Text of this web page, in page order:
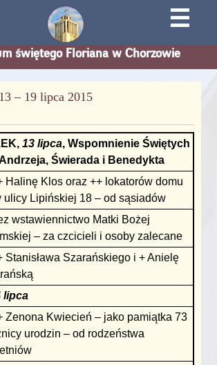
☰
świętego Floriana w Chorzowie
– 19 lipca 2015
13 lipca, Wspomnienie Świętych
Świerada i Benedykta
Halinę Klos oraz ++ lokatorów domu
ulicy Lipińskiej 18 – od sąsiadów
wstawiennictwo Matki Bożej
– za czcicieli i osoby zalecane
Stanisława Szarańskiego i + Anielę
lipca
Zenona Kwiecień – jako pamiątka 73
urodzin – od rodzeństwa